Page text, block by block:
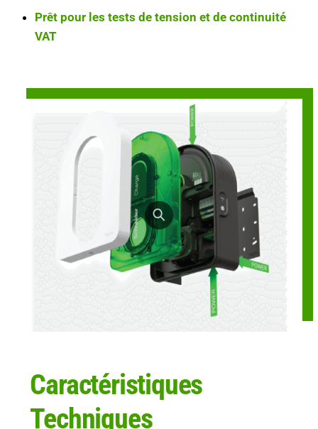
Prêt pour les tests de tension et de continuité
VAT
Caractéristiques
Techniques